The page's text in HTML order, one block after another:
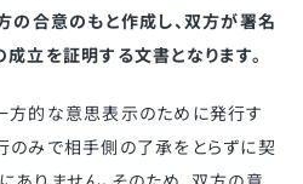
の合意のもと作成し、双方が署名
立を証明する文書となります。
方的な意思表示のために発行す
のみで相手側の了承をとらずに契